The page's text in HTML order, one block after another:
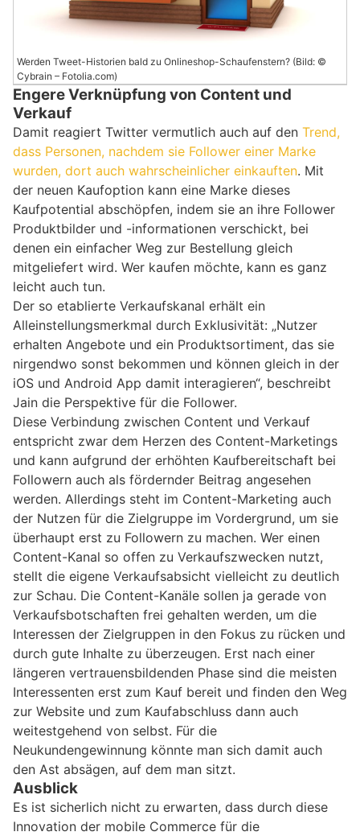
Werden Tweet-Historien bald zu Onlineshop-Schaufenstern? (Bild: ©
Cybrain – Fotolia.com)
Engere Verknüpfung von Content und
Verkauf
Damit reagiert Twitter vermutlich auch auf den Trend,
dass Personen, nachdem sie Follower einer Marke
wurden, dort auch wahrscheinlicher einkauften. Mit
der neuen Kaufoption kann eine Marke dieses
Kaufpotential abschöpfen, indem sie an ihre Follower
Produktbilder und -informationen verschickt, bei
denen ein einfacher Weg zur Bestellung gleich
mitgeliefert wird. Wer kaufen möchte, kann es ganz
leicht auch tun.
Der so etablierte Verkaufskanal erhält ein
Alleinstellungsmerkmal durch Exklusivität: „Nutzer
erhalten Angebote und ein Produktsortiment, das sie
nirgendwo sonst bekommen und können gleich in der
iOS und Android App damit interagieren“, beschreibt
Jain die Perspektive für die Follower.
Diese Verbindung zwischen Content und Verkauf
entspricht zwar dem Herzen des Content-Marketings
und kann aufgrund der erhöhten Kaufbereitschaft bei
Followern auch als fördernder Beitrag angesehen
werden. Allerdings steht im Content-Marketing auch
der Nutzen für die Zielgruppe im Vordergrund, um sie
überhaupt erst zu Followern zu machen. Wer einen
Content-Kanal so offen zu Verkaufszwecken nutzt,
stellt die eigene Verkaufsabsicht vielleicht zu deutlich
zur Schau. Die Content-Kanäle sollen ja gerade von
Verkaufsbotschaften frei gehalten werden, um die
Interessen der Zielgruppen in den Fokus zu rücken und
durch gute Inhalte zu überzeugen. Erst nach einer
längeren vertrauensbildenden Phase sind die meisten
Interessenten erst zum Kauf bereit und finden den Weg
zur Website und zum Kaufabschluss dann auch
weitestgehend von selbst. Für die
Neukundengewinnung könnte man sich damit auch
den Ast absägen, auf dem man sitzt.
Ausblick
Es ist sicherlich nicht zu erwarten, dass durch diese
Innovation der mobile Commerce für die